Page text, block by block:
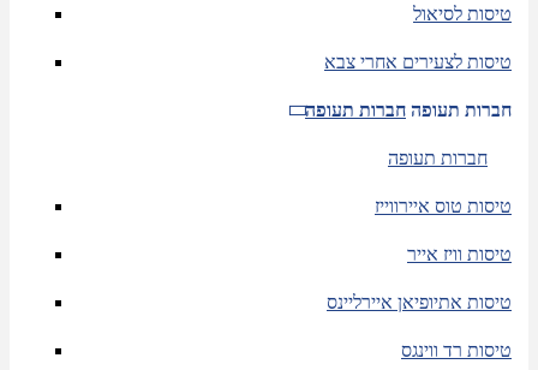
טיסות לסיאול
טיסות לצעירים אחרי צבא
חברות תעופה חברות תעופה
חברות תעופה
טיסות טוס איירווייז
טיסות וויז אייר
טיסות אתיופיאן איירליינס
טיסות רד ווינגס